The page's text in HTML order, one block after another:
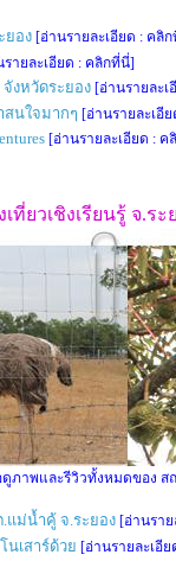
ยอง [อ่านรายละเอียด : คลิ
ายละเอียด : คลิกที่นี่]
งหวัดระยอง [อ่านรายละ
สนใจมากๆ [อ่านรายละเอี
[อ่านรายละเอียด : ค
ยวเชิงเรียนรู้ จ.ระ
ภาพและรีวิวทั้งหมดของ สถ
แม่น้ำคู้ จ.ระยอง [อ่านรา
เสาร์ด้วย [อ่านรายละเอี